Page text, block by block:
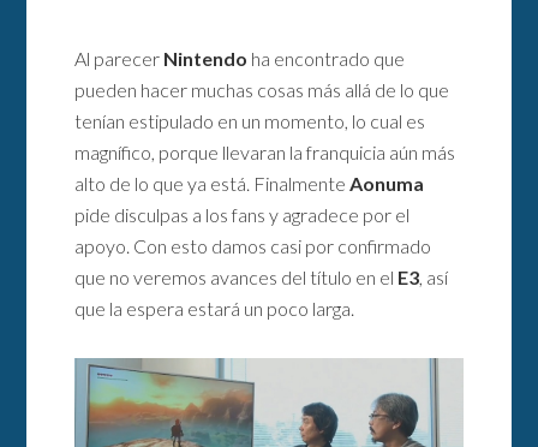
Al parecer Nintendo ha encontrado que
pueden hacer muchas cosas más allá de lo que
tenían estipulado en un momento, lo cual es
magnífico, porque llevaran la franquicia aún más
alto de lo que ya está. Finalmente Aonuma
pide disculpas a los fans y agradece por el
apoyo. Con esto damos casi por confirmado
que no veremos avances del título en el E3 , así
que la espera estará un poco larga.